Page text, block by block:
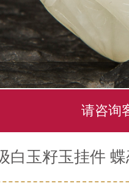
请咨询
白玉籽玉挂件